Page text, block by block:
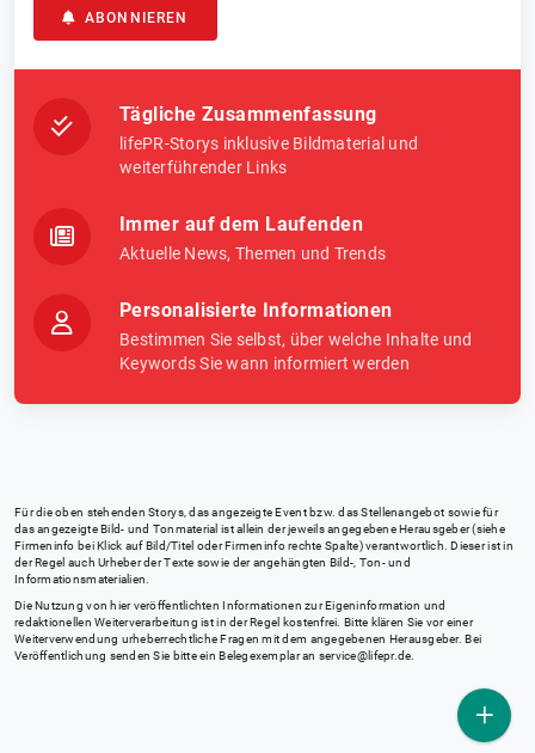
ABONNIEREN
Tägliche Zusammenfassung
lifePR-Storys inklusive Bildmaterial und
weiterführender Links
Immer auf dem Laufenden
Aktuelle News, Themen und Trends
Personalisierte Informationen
Bestimmen Sie selbst, über welche Inhalte und
Keywords Sie wann informiert werden
Für die oben stehenden Storys, das angezeigte Event bzw. das Stellenangebot sowie für
das angezeigte Bild- und Tonmaterial ist allein der jeweils angegebene Herausgeber (siehe
Firmeninfo bei Klick auf Bild/Titel oder Firmeninfo rechte Spalte) verantwortlich. Dieser ist in
der Regel auch Urheber der Texte sowie der angehängten Bild-, Ton- und
Informationsmaterialien.
Die Nutzung von hier veröffentlichten Informationen zur Eigeninformation und
redaktionellen Weiterverarbeitung ist in der Regel kostenfrei. Bitte klären Sie vor einer
Weiterverwendung urheberrechtliche Fragen mit dem angegebenen Herausgeber. Bei
Veröffentlichung senden Sie bitte ein Belegexemplar an service@lifepr.de